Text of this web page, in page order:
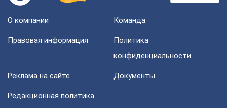
О компании Команда
Правовая информация
Политика
конфиденциальности
Реклама на сайте Документы
Редакционная политика